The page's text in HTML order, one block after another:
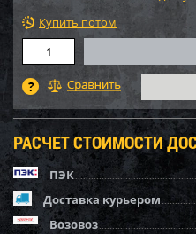
Купить потом
РАСЧЕТ СТОИМОСТИ
ПЭК
Доставка курьером
Возовоз